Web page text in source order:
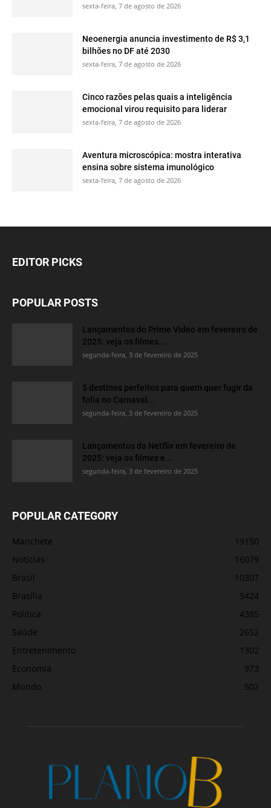
sexta-feira, 7 de agosto de 2026
Neoenergia anuncia investimento de R$ 3,1
bilhões no DF até 2030
sexta-feira, 7 de agosto de 2026
Cinco razões pelas quais a inteligência
emocional virou requisito para liderar
sexta-feira, 7 de agosto de 2026
Aventura microscópica: mostra interativa
ensina sobre sistema imunológico
sexta-feira, 7 de agosto de 2026
EDITOR PICKS
POPULAR POSTS
Lançamentos do Prime Video em fevereiro de
2025: veja os filmes...
segunda-feira, 3 de fevereiro de 2025
5 destinos perfeitos para quem quer fugir da
folia no Carnaval...
segunda-feira, 3 de fevereiro de 2025
Lançamentos da Netflix em fevereiro de
2025: veja os filmes e...
segunda-feira, 3 de fevereiro de 2025
POPULAR CATEGORY
Manchete
19150
Notícias
16079
Brasil
10307
Brasília
9424
Política
4385
Saúde
2652
Entretenimento
1302
Economia
973
Mundo
502